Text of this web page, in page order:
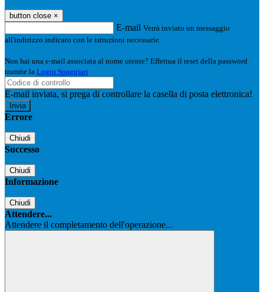
button close ×
E-mail Verrà inviato un messaggio
all'indirizzo indicato con le istruzioni necessarie.
Non hai una e-mail associata al nome utente? Effettua il reset della password
tramite la Login Spaggiari
E-mail inviata, si prega di controllare la casella di posta elettronica!
Errore
Chiudi
Successo
Chiudi
Informazione
Chiudi
Attendere...
Attendere il completamento dell'operazione...